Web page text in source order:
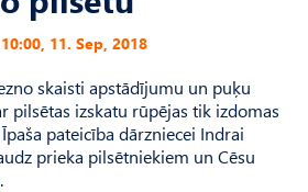
10:00, 11. Sep, 2018
skaisti apstādījumu un puķu
pilsētas izskatu rūpējas tik izdomas
pateicība dārzniecei Indrai
prieka pilsētniekiem un Cēsu